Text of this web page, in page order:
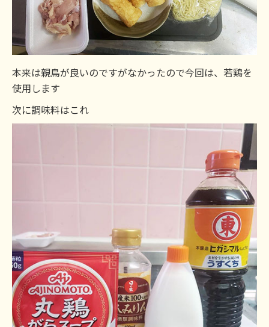
本来は親鳥が良いのですがなかったので今回は、若鶏を
使用します
次に調味料はこれ